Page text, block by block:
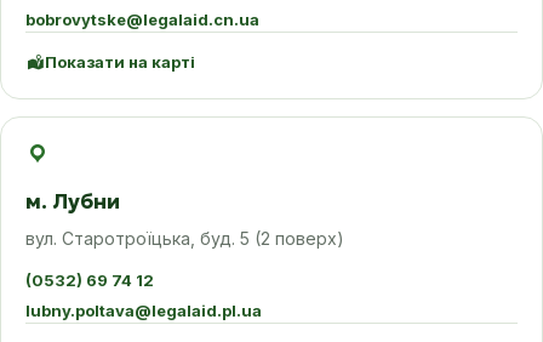
bobrovytske@legalaid.cn.ua
Показати на карті
м. Лубни
вул. Старотроїцька, буд. 5 (2 поверх)
(0532) 69 74 12
lubny.poltava@legalaid.pl.ua